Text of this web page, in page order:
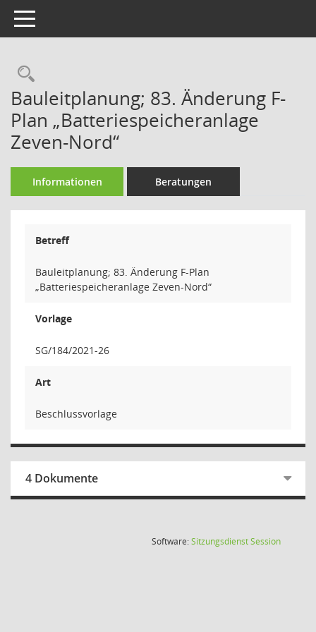
Toggle navigation
Rechercheauswahl
Bauleitplanung; 83. Änderung F-
Plan „Batteriespeicheranlage
Zeven-Nord“
Informationen Beratungen
Betreff
Bauleitplanung; 83. Änderung F-Plan
„Batteriespeicheranlage Zeven-Nord“
Vorlage
SG/184/2021-26
Art
Beschlussvorlage
4 Dokumente
Software:SitzungsdienstSession(Wird in